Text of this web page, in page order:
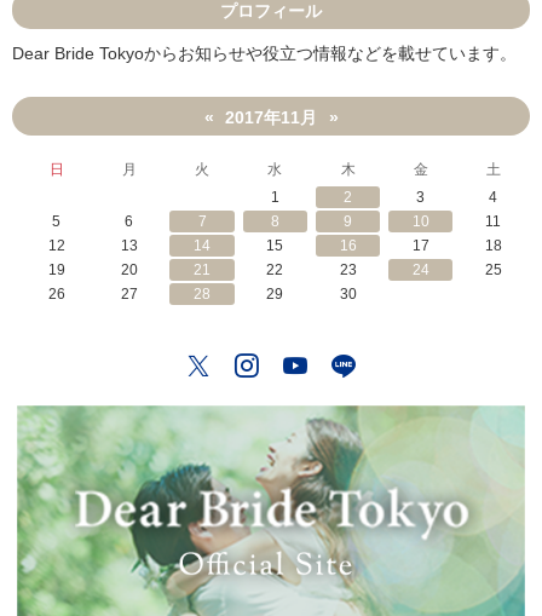
プロフィール
Dear Bride Tokyoからお知らせや役立つ情報などを載せています。
« 2017年11月 »
日 月 火 水 木 金
土
1
2 3
4
5
6 7 8 9 10
11
12
13 14 15 16 17
18
19
20 21 22 23 24
25
26
27 28 29 30
TwitterInstagram
YouTube